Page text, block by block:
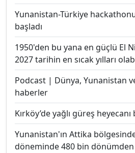
Yunanistan-Türkiye
başladı
1950'den bu yana en güçlü El
2027 tarihin en sıcak yılları
Podcast | Dünya, Yunanistan
haberler
Kırköy’de yağlı güreş heyecanı
Yunanistan'ın Attika
döneminde 480 bin dönümden